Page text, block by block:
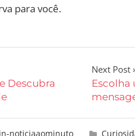
para você.
Descubra
Next Post
Escolha
noticiaaominuto